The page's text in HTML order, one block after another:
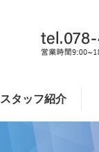
スタッフ紹介